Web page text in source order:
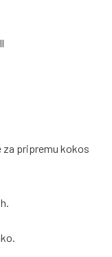
za pripremu kokos